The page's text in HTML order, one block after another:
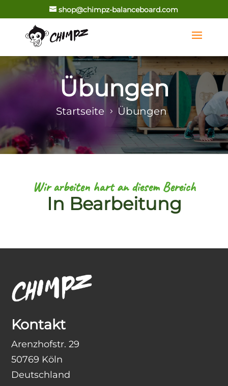
shop@chimpz-balanceboard.com
Übungen
Startseite Übungen
Wir arbeiten hart an diesem Bereich
In Bearbeitung
Kontakt
Arenzhofstr. 29
50769 Köln
Deutschland